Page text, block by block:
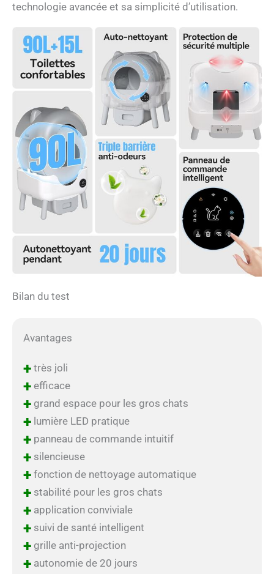
technologie avancée et sa simplicité d’utilisation.
Bilan du test
Avantages
+très joli
+efficace
+grand espace pour les gros chats
+lumière LED pratique
+panneau de commande intuitif
+silencieuse
+fonction de nettoyage automatique
+stabilité pour les gros chats
+application conviviale
+suivi de santé intelligent
+grille anti-projection
+autonomie de 20 jours